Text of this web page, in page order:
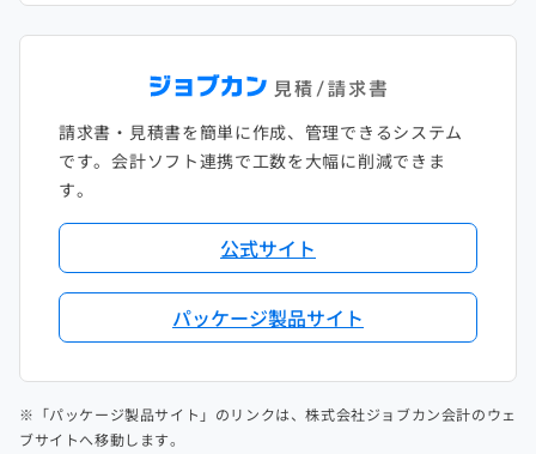
請求書・見積書を簡単に作成、管理できるシステム
です。会計ソフト連携で工数を大幅に削減できま
す。
公式サイト
パッケージ製品サイト
※「パッケージ製品サイト」のリンクは、株式会社ジョブカン会計のウェ
ブサイトへ移動します。